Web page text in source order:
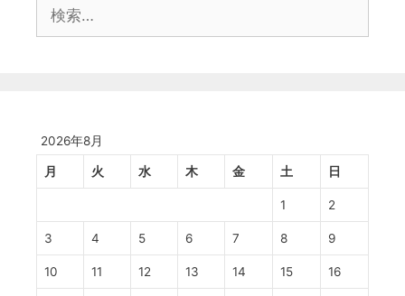
索:
2026年8月
月 火 水 木 金 土 日
1 2
3 4 5 6 7 8 9
10 11 12 13 14 15 16